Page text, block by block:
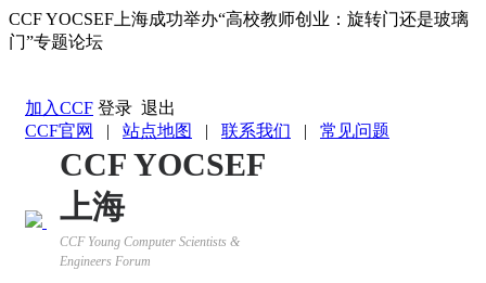
CCF YOCSEF上海成功举办“高校教师创业：旋转门还是玻璃
门”专题论坛
加入CCF 登录 退出
CCF官网
| 站点地图 | 联系我们 | 常见问题
CCF YOCSEF
上海
CCF Young Computer Scientists &
Engineers Forum